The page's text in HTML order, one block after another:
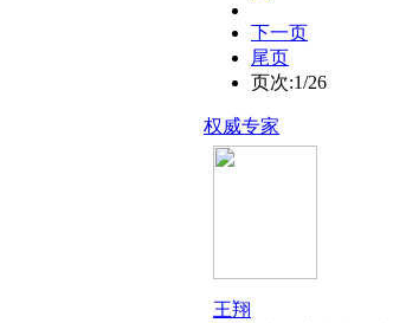
下一页
尾页
页次:1/26
权威专家
王翔